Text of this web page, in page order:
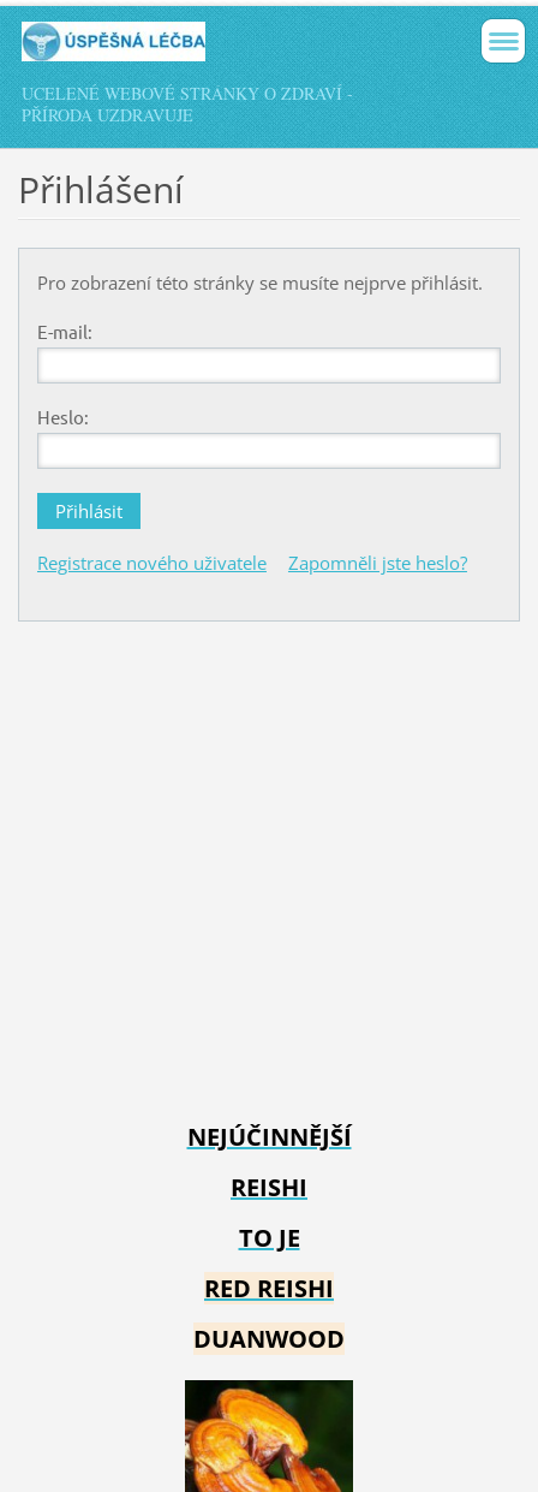
UCELENÉ WEBOVÉ STRÁNKY O ZDRAVÍ -
PŘÍRODA UZDRAVUJE
Přihlášení
Pro zobrazení této stránky se musíte nejprve přihlásit.
E-mail:
Heslo:
Registrace nového uživatele Zapomněli jste heslo?
NEJÚČINNĚJŠÍ
REISHI
TO JE
RED REISHI
DUANWOOD